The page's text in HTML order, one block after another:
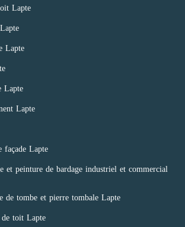
Lapte
Lapte
Lapte
Lapte
façade Lapte
et peinture de bardage industriel et commercial
de tombe et pierre tombale Lapte
de toit Lapte